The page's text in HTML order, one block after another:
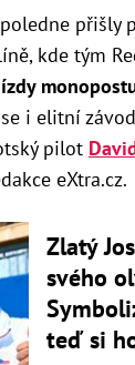
přišly
kde tým
i elitní
pilot
eXtra.cz.
Zlatý
svého
teď si